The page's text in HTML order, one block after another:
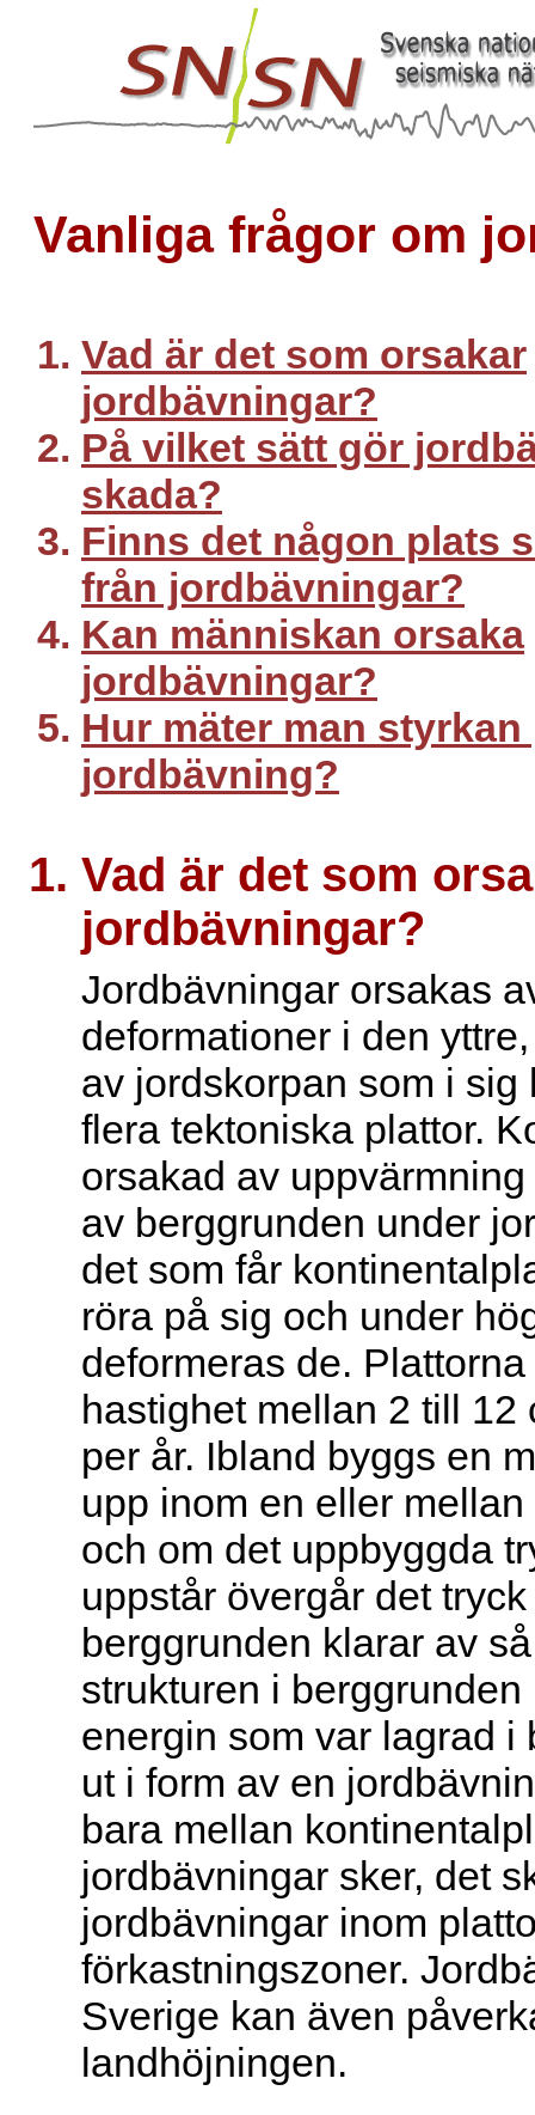
Vanliga frågor om
Vad är det som orsakar
jordbävningar?
På vilket sätt gör
skada?
Finns det någon plats
från jordbävningar?
Kan människan orsaka
jordbävningar?
Hur mäter man styrkan
jordbävning?
Vad är det som
jordbävningar?
Jordbävningar orsakas
deformationer i den
av jordskorpan som i sig
flera tektoniska plattor.
orsakad av
av berggrunden under
det som får
röra på sig och under
deformeras de.
hastighet mellan 2 till 12
per år. Ibland byggs en
upp inom en eller
och om det uppbyggda
uppstår övergår det
berggrunden klarar av
strukturen i
energin som var lagrad i
ut i form av en
bara mellan
jordbävningar sker, det
jordbävningar inom
förkastningszoner.
Sverige kan även
landhöjningen.